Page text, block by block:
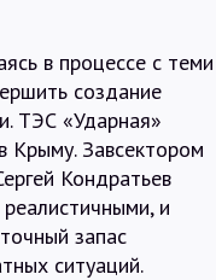
в процессе с теми
создание
ТЭС «Ударная»
Крыму. Завсектором
Кондратьев
и
запас
ситуаций.